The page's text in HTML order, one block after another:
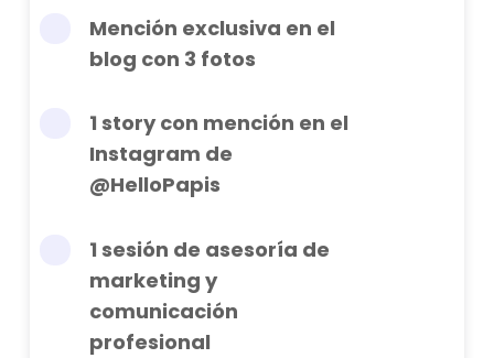
Mención exclusiva en el
blog con 3 fotos
1 story con mención en el
Instagram de
@HelloPapis
1 sesión de asesoría de
marketing y
comunicación
profesional